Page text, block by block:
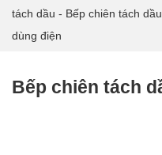
tách dầu - Bếp chiên tách
dùng điện
Bếp chiên tách